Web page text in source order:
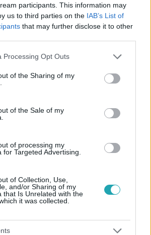
participants. This information may
us to third parties on the IAB’s List of
that may further disclose it to other
website/app uses one or more Google
or usage behaviour. You may click to
to Google and its third-party tags to
specified purposes in below Google
Processing Opt Outs
of the Sharing of my
of the Sale of my
of processing my
for Targeted Advertising.
of Collection, Use,
and/or Sharing of my
that Is Unrelated with the
it was collected.
Követem
#ADÁSRÉSZLETEK BELFÖLD
IRODA #VÁLASZTÁSI PLAKÁT